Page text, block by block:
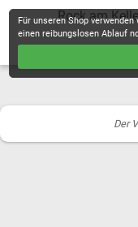
Rock am
Der
Für unseren Shop
einen reibungslosen Ablauf